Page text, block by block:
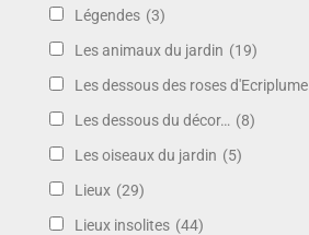
Légendes (3)
Les animaux du jardin (19)
Les dessous des roses d'Ecriplume
Les dessous du décor… (8)
Les oiseaux du jardin (5)
Lieux (29)
Lieux insolites (44)